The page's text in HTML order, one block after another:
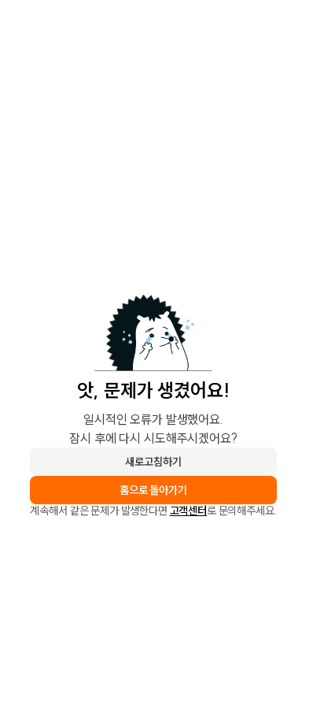
앗, 문제가 생겼어요!
일시적인 오류가 발생했어요.
잠시 후에 다시 시도해주시겠어요?
새로고침하기
홈으로 돌아가기
계속해서 같은 문제가 발생한다면 고객센터로 문의해주세요.